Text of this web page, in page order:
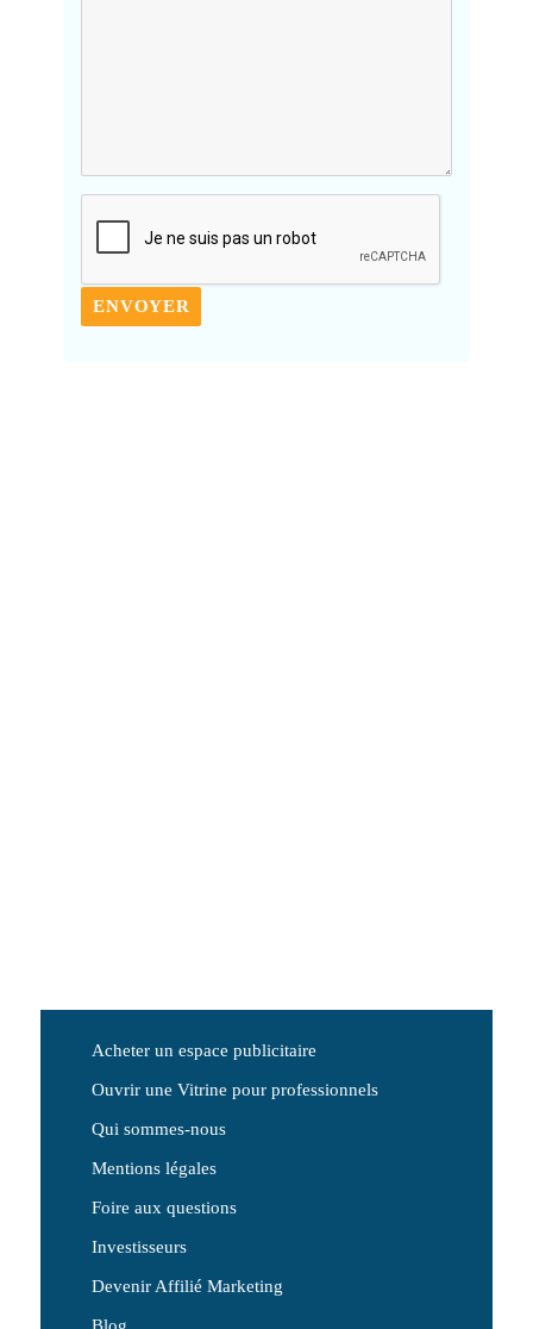
Acheter un espace publicitaire
Ouvrir une Vitrine pour professionnels
Qui sommes-nous
Mentions légales
Foire aux questions
Investisseurs
Devenir Affilié Marketing